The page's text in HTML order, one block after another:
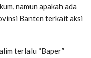
namun apakah ada
Banten terkait aksi
terlalu “Baper”